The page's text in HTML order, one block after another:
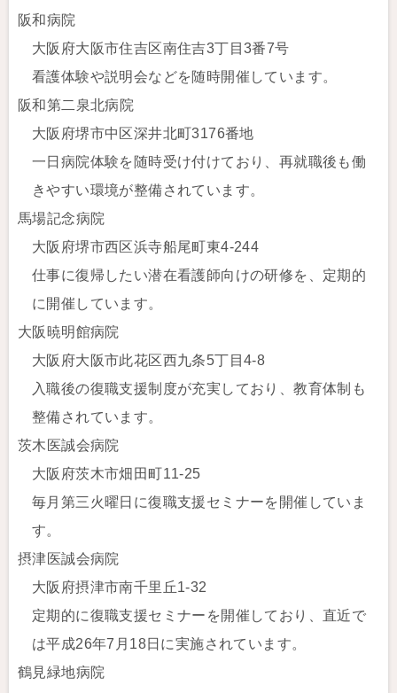
阪和病院
大阪府大阪市住吉区南住吉3丁目3番7号
看護体験や説明会などを随時開催しています。
阪和第二泉北病院
大阪府堺市中区深井北町3176番地
一日病院体験を随時受け付けており、再就職後も働
きやすい環境が整備されています。
馬場記念病院
大阪府堺市西区浜寺船尾町東4-244
仕事に復帰したい潜在看護師向けの研修を、定期的
に開催しています。
大阪暁明館病院
大阪府大阪市此花区西九条5丁目4-8
入職後の復職支援制度が充実しており、教育体制も
整備されています。
茨木医誠会病院
大阪府茨木市畑田町11-25
毎月第三火曜日に復職支援セミナーを開催していま
す。
摂津医誠会病院
大阪府摂津市南千里丘1-32
定期的に復職支援セミナーを開催しており、直近で
は平成26年7月18日に実施されています。
鶴見緑地病院